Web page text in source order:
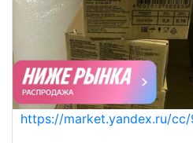
https://market.yandex.ru/cc/